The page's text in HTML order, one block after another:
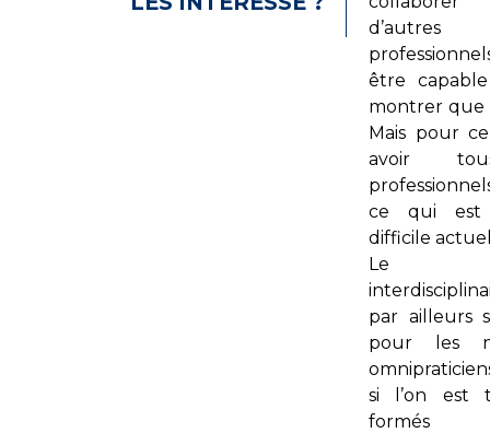
d’autres
être
montrer que
Mais pour
avoir
ce qui
difficile
Le
par ailleurs
pour les
si l’on est
formés